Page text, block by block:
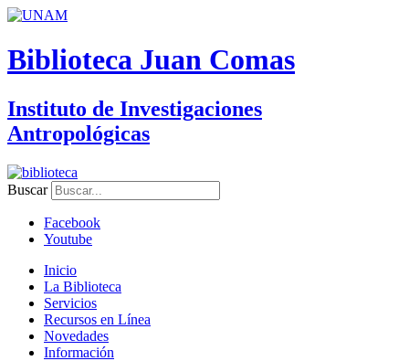
Biblioteca Juan Comas
Instituto de Investigaciones
Antropológicas
Buscar
Facebook
Youtube
Inicio
La Biblioteca
Servicios
Recursos en Línea
Novedades
Información